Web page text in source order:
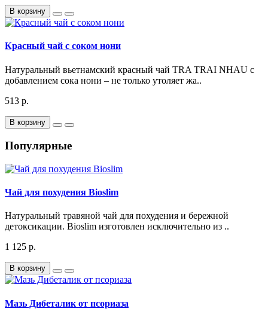
В корзину
Красный чай с соком нони
Натуральный вьетнамский красный чай TRA TRAI NHAU с
добавлением сока нони – не только утоляет жа..
513 р.
В корзину
Популярные
Чай для похудения Bioslim
Натуральный травяной чай для похудения и бережной
детоксикации. Bioslim изготовлен исключительно из ..
1 125 р.
В корзину
Мазь Дибеталик от псориаза